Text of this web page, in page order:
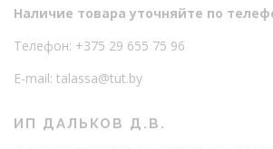
Наличие товара уточняйте по
Телефон: +375 29 655 75 96
E-mail: talassa@tut.by
ИП ДАЛЬКОВ Д.В.